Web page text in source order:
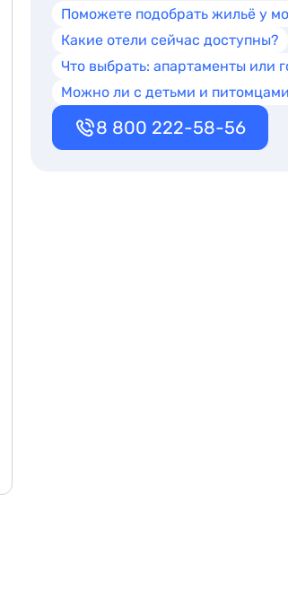
Поможете подобрать жильё у
Какие отели сейчас доступны?
Что выбрать: апартаменты или
Можно ли с детьми и
8 800 222-58-56